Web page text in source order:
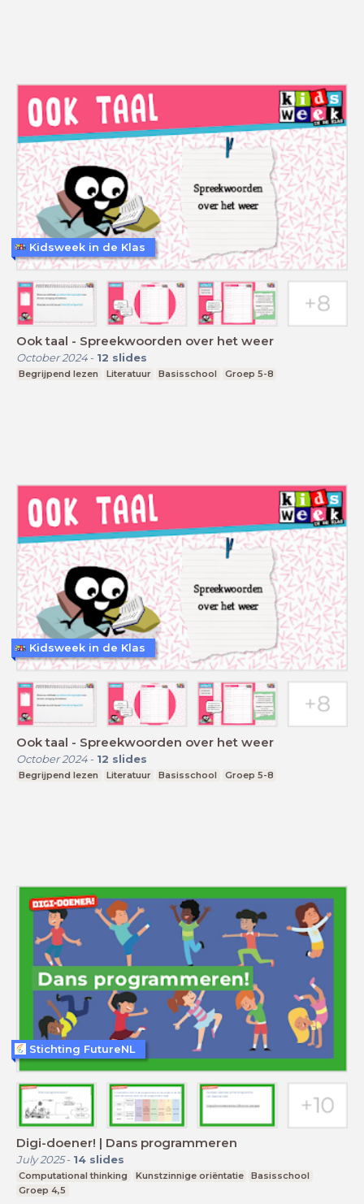
Ook taal - Spreekwoorden over het weer
October 2024- 12 slides
Begrijpend lezen Literatuur Basisschool Groep 5-8
Kidsweek in de Klas
Ook taal - Spreekwoorden over het weer
October 2024- 12 slides
Begrijpend lezen Literatuur Basisschool Groep 5-8
Kidsweek in de Klas
Digi-doener! | Dans programmeren
July 2025- 14 slides
Computational thinking Kunstzinnige oriëntatie
Basisschool
Groep 4,5
Stichting FutureNL